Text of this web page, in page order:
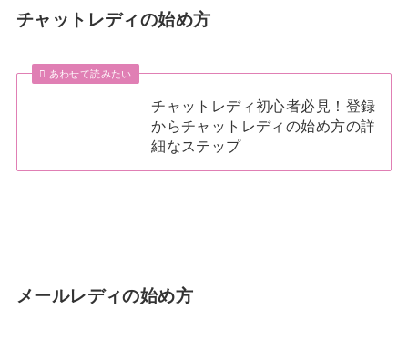
チャットレディの始め方
あわせて読みたい
チャットレディ初心者必見！登録
からチャットレディの始め方の詳
細なステップ
メールレディの始め方